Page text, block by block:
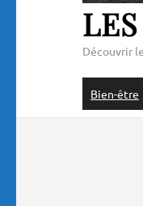
Découvrir
Bien-être